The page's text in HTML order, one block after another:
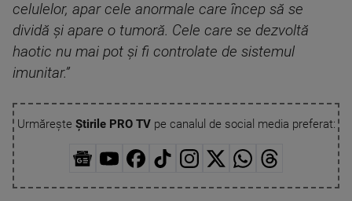
celulelor, apar cele anormale care încep să se
dividă și apare o tumoră. Cele care se dezvoltă
haotic nu mai pot și fi controlate de sistemul
imunitar.”
Urmărește Știrile PRO TVpe canalul de social media preferat: